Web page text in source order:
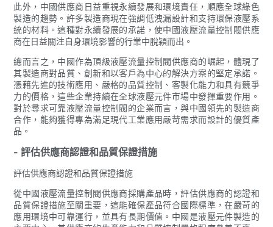
此外，中國供應商日益重視永續發展和環境責任，順應全球綠色
製造的趨勢。許多製造商現在強調低洩漏設計和支持環保液壓系
統的材料。這種對永續發展的承諾，使中國液壓流量控制閥供應
商在日益關注自身環境影響的行業中脫穎而出。
總而言之，中國作為頂級液壓流量控制閥供應商的崛起，體現了
其製造商對品質、創新和以客戶為中心的解決方案的堅定承諾。
憑藉先進的技術應用、嚴格的品質控制、客製化能力和具有競爭
力的價格，這些企業持續在全球液壓元件市場中發揮重要作用。
對於尋求可靠液壓流量控制閥的企業而言，與中國領先的製造商
合作，能夠獲得專為滿足現代工業應用嚴苛需求而設計的優質產
品。
- 評估供應商認證和品質保證措施
評估供應商認證和品質保證措施
從中國液壓流量控制閥供應商採購產品時，評估供應商的認證和
品質保證措施至關重要，這能確保產品符合國際標準，在嚴苛的
應用環境中可靠運行，並具有長期價值。中國是液壓元件製造的